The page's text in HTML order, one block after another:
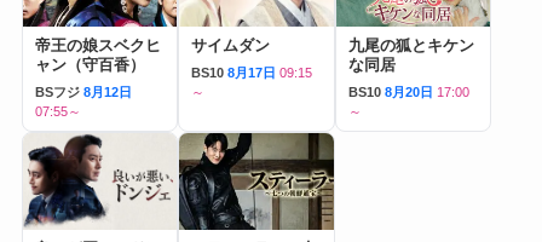
帝王の娘スベクヒ
ャン（守百香）
BSフジ 8月12日
07:55～
サイムダン
BS10 8月17日 09:15
～
九尾の狐とキケン
な同居
BS10 8月20日 17:00
～